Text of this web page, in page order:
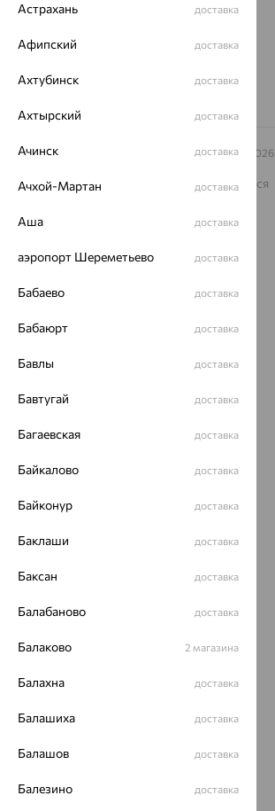
Другие города
8 (800) 250-02-30
Заказать звонок
© ООО «Ювелирный дом «Кристалл»,2009 – 2026
На информационном ресурсе применяются
рекомендательные технологии
ОГРН 1044800168379
Разработка сайта —CUBA
Астрахань доставка
Афипский доставка
Ахтубинск доставка
Ахтырский доставка
Ачинск доставка
Ачхой-Мартан доставка
Аша доставка
аэропорт Шереметьево доставка
Бабаево доставка
Бабаюрт доставка
Бавлы доставка
Бавтугай доставка
Багаевская доставка
Байкалово доставка
Байконур доставка
Баклаши доставка
Баксан доставка
Балабаново доставка
Балаково 2 магазина
Балахна доставка
Балашиха доставка
Балашов доставка
Балезино доставка